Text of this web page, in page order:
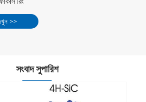
সংবাদ সুপারিশ